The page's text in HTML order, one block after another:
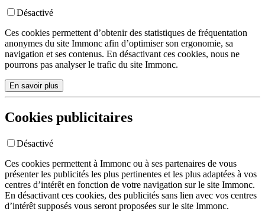
Désactivé
Ces cookies permettent d’obtenir des statistiques de fréquentation
anonymes du site Immonc afin d’optimiser son ergonomie, sa
navigation et ses contenus. En désactivant ces cookies, nous ne
pourrons pas analyser le trafic du site Immonc.
En savoir plus
Cookies publicitaires
Désactivé
Ces cookies permettent à Immonc ou à ses partenaires de vous
présenter les publicités les plus pertinentes et les plus adaptées à vos
centres d’intérêt en fonction de votre navigation sur le site Immonc.
En désactivant ces cookies, des publicités sans lien avec vos centres
d’intérêt supposés vous seront proposées sur le site Immonc.